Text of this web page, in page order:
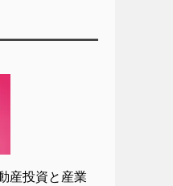
産投資と産業